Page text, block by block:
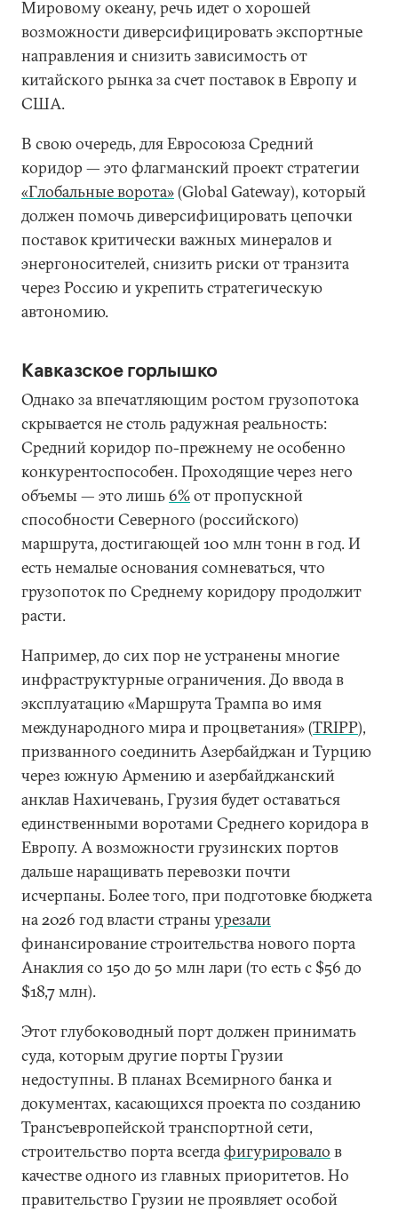
Мировому океану, речь идет о хорошей
возможности диверсифицировать экспортные
направления и снизить зависимость от
китайского рынка за счет поставок в Европу и
США.
В свою очередь, для Евросоюза Средний
коридор — это флагманский проект стратегии
«Глобальные ворота»(Global Gateway), который
должен помочь диверсифицировать цепочки
поставок критически важных минералов и
энергоносителей, снизить риски от транзита
через Россию и укрепить стратегическую
автономию.
Кавказское горлышко
Однако за впечатляющим ростом грузопотока
скрывается не столь радужная реальность:
Средний коридор по-прежнему не особенно
конкурентоспособен. Проходящие через него
объемы — это лишь 6%от пропускной
способности Северного (российского)
маршрута, достигающей 100 млн тонн в год. И
есть немалые основания сомневаться, что
грузопоток по Среднему коридору продолжит
расти.
Например, до сих пор не устранены многие
инфраструктурные ограничения. До ввода в
эксплуатацию «Маршрута Трампа во имя
международного мира и процветания» (TRIPP),
призванного соединить Азербайджан и Турцию
через южную Армению и азербайджанский
анклав Нахичевань, Грузия будет оставаться
единственными воротами Среднего коридора в
Европу. А возможности грузинских портов
дальше наращивать перевозки почти
исчерпаны. Более того, при подготовке бюджета
на 2026 год власти страныурезали
финансирование строительства нового порта
Анаклия со 150 до 50 млн лари (то есть с $56 до
$18,7 млн).
Этот глубоководный порт должен принимать
суда, которым другие порты Грузии
недоступны. В планах Всемирного банка и
документах, касающихся проекта по созданию
Трансъевропейской транспортной сети,
строительство порта всегдафигурировало в
качестве одного из главных приоритетов. Но
правительство Грузии не проявляет особой